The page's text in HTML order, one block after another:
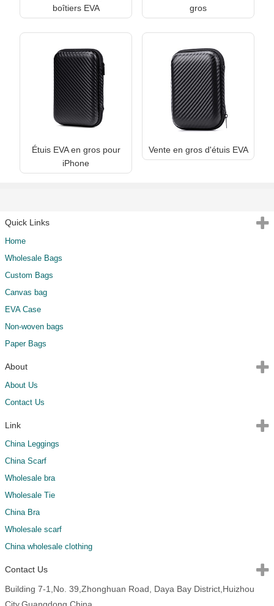
boîtiers EVA
gros
Étuis EVA en gros pour
iPhone
Vente en gros d'étuis EVA
Quick Links
Home
Wholesale Bags
Custom Bags
Canvas bag
EVA Case
Non-woven bags
Paper Bags
About
About Us
Contact Us
Link
China Leggings
China Scarf
Wholesale bra
Wholesale Tie
China Bra
Wholesale scarf
China wholesale clothing
Contact Us
Building 7-1,No. 39,Zhonghuan Road, Daya Bay District,Huizhou
City,Guangdong,China